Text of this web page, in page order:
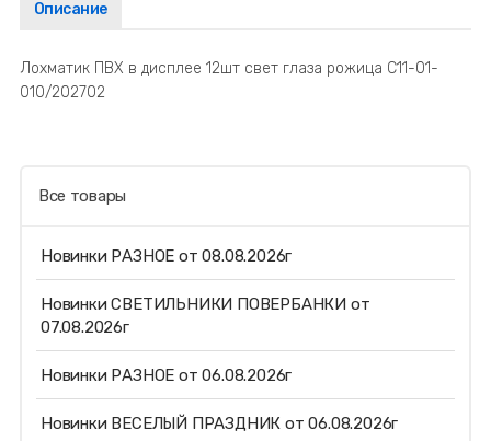
Описание
Лохматик ПВХ в дисплее 12шт свет глаза рожица С11-01-
010/202702
Все товары
Новинки РАЗНОЕ от 08.08.2026г
Новинки СВЕТИЛЬНИКИ ПОВЕРБАНКИ от
07.08.2026г
Новинки РАЗНОЕ от 06.08.2026г
Новинки ВЕСЕЛЫЙ ПРАЗДНИК от 06.08.2026г